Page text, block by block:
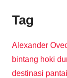
Tag
Alexander
bintang hoki
destinasi pantai